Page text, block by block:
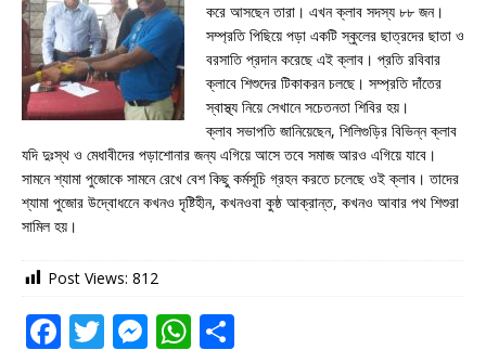
করে আসছেন তারা। এখন ক্লাব সদস্য ৮৮ জন।
সম্প্রতি পিছিয়ে পড়া একটি স্কুলের ছাত্রদের ছাতা ও
বরসাতি প্রদান করেছে এই ক্লাব। প্রতি রবিবার
ক্লাবে শিশুদের টিকাকরন চলছে। সম্প্রতি দাঁতের
স্বাস্থ্য নিয়ে সেখানে সচেতনতা শিবির হয়।
ক্লাব সভাপতি জানিয়েছেন, শিলিগুড়ির বিভিন্ন ক্লাব
যদি দুঃস্থ ও মেধাবীদের পড়াশোনার জন্য এগিয়ে আসে তবে সমাজ আরও এগিয়ে যাবে।
সামনে শ্যামা পুজোকে সামনে রেখে বেশ কিছু কর্মসূচি গ্রহন করতে চলেছে ওই ক্লাব। তাদের
শ্যামা পুজোর উদ্বোধনেে কখনও দৃষ্টিহীন, কখনওবা কুষ্ঠ আক্রান্ত, কখনও আবার পথ শিশুরা
সামিল হয়।
Post Views: 812
F T M W